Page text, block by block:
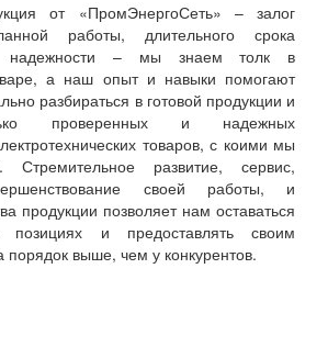
от «ПромЭнергоСеть» – залог
работы, длительного срока
надежности – мы знаем толк в
а наш опыт и навыки помогают
разбираться в готовой продукции и
проверенных и надежных
товаров, с коими мы
Стремительное развитие, сервис,
своей работы, и
продукции позволяет нам оставаться
и предоставлять своим
порядок выше, чем у конкурентов.